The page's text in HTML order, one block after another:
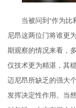
当被问到“作为
尼昂这两位门将谁更
期观察的情况来看，
仅技术更为精湛，其
迈尼昂所缺乏的强大
发挥决定性作用。当